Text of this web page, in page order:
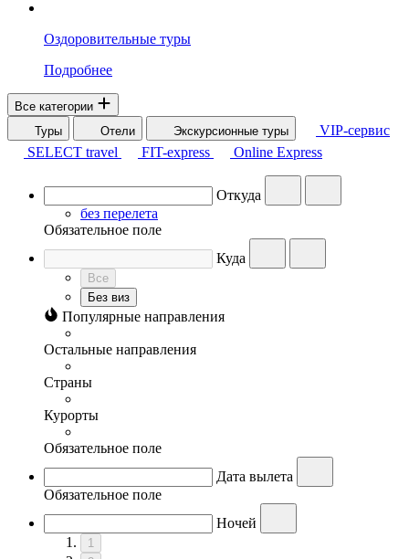
Оздоровительные туры
Подробнее
Все категории
Туры
Отели Экскурсионные туры
VIP-сервис
SELECT travel
FIT-express Online Express
Откуда
без перелета
Обязательное поле
Куда
Все
Без виз
Популярные направления
Остальные направления
Страны
Курорты
Обязательное поле
Дата вылета
Обязательное поле
Ночей
1